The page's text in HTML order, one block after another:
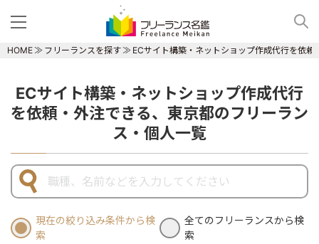
HOME フリーランスを探す ECサイト構築・ネットショップ作成代行を依
ECサイト構築・ネットショップ作成代行
を依頼・外注できる、東京都のフリーラン
ス・個人一覧
現在の絞り込み条件から検
索
全てのフリーランスから検
索